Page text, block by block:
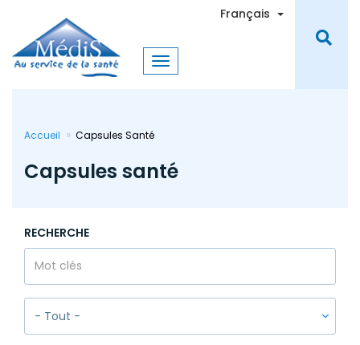
contenu
principal
Français Toggle
Accueil Capsules Santé
Capsules santé
RECHERCHE